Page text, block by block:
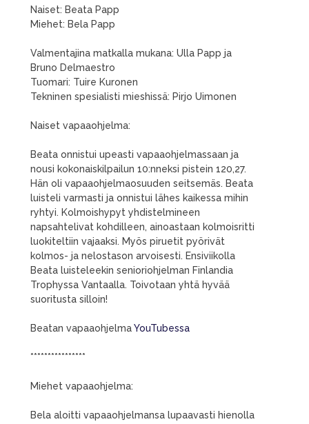
Naiset: Beata Papp
Miehet: Bela Papp
Valmentajina matkalla mukana: Ulla Papp ja
Bruno Delmaestro
Tuomari: Tuire Kuronen
Tekninen spesialisti mieshissä: Pirjo Uimonen
Naiset vapaaohjelma:
Beata onnistui upeasti vapaaohjelmassaan ja
nousi kokonaiskilpailun 10:nneksi pistein 120,27.
Hän oli vapaaohjelmaosuuden seitsemäs. Beata
luisteli varmasti ja onnistui lähes kaikessa mihin
ryhtyi. Kolmoishypyt yhdistelmineen
napsahtelivat kohdilleen, ainoastaan kolmoisritti
luokiteltiin vajaaksi. Myös piruetit pyörivät
kolmos- ja nelostason arvoisesti. Ensiviikolla
Beata luisteleekin senioriohjelman Finlandia
Trophyssa Vantaalla. Toivotaan yhtä hyvää
suoritusta silloin!
Beatan vapaaohjelmaYouTubessa
****************
Miehet vapaaohjelma:
Bela aloitti vapaaohjelmansa lupaavasti hienolla